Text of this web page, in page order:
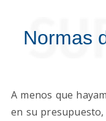
Normas
A menos que
en su